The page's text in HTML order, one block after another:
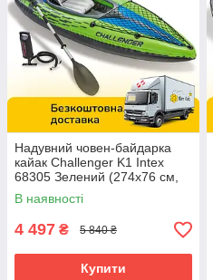
Надувний човен-байдарка
кайак Challenger K1 Intex
68305 Зелений (274х76 см,
весло, насос)
В наявності
4 497 ₴ 5 840 ₴
Купити